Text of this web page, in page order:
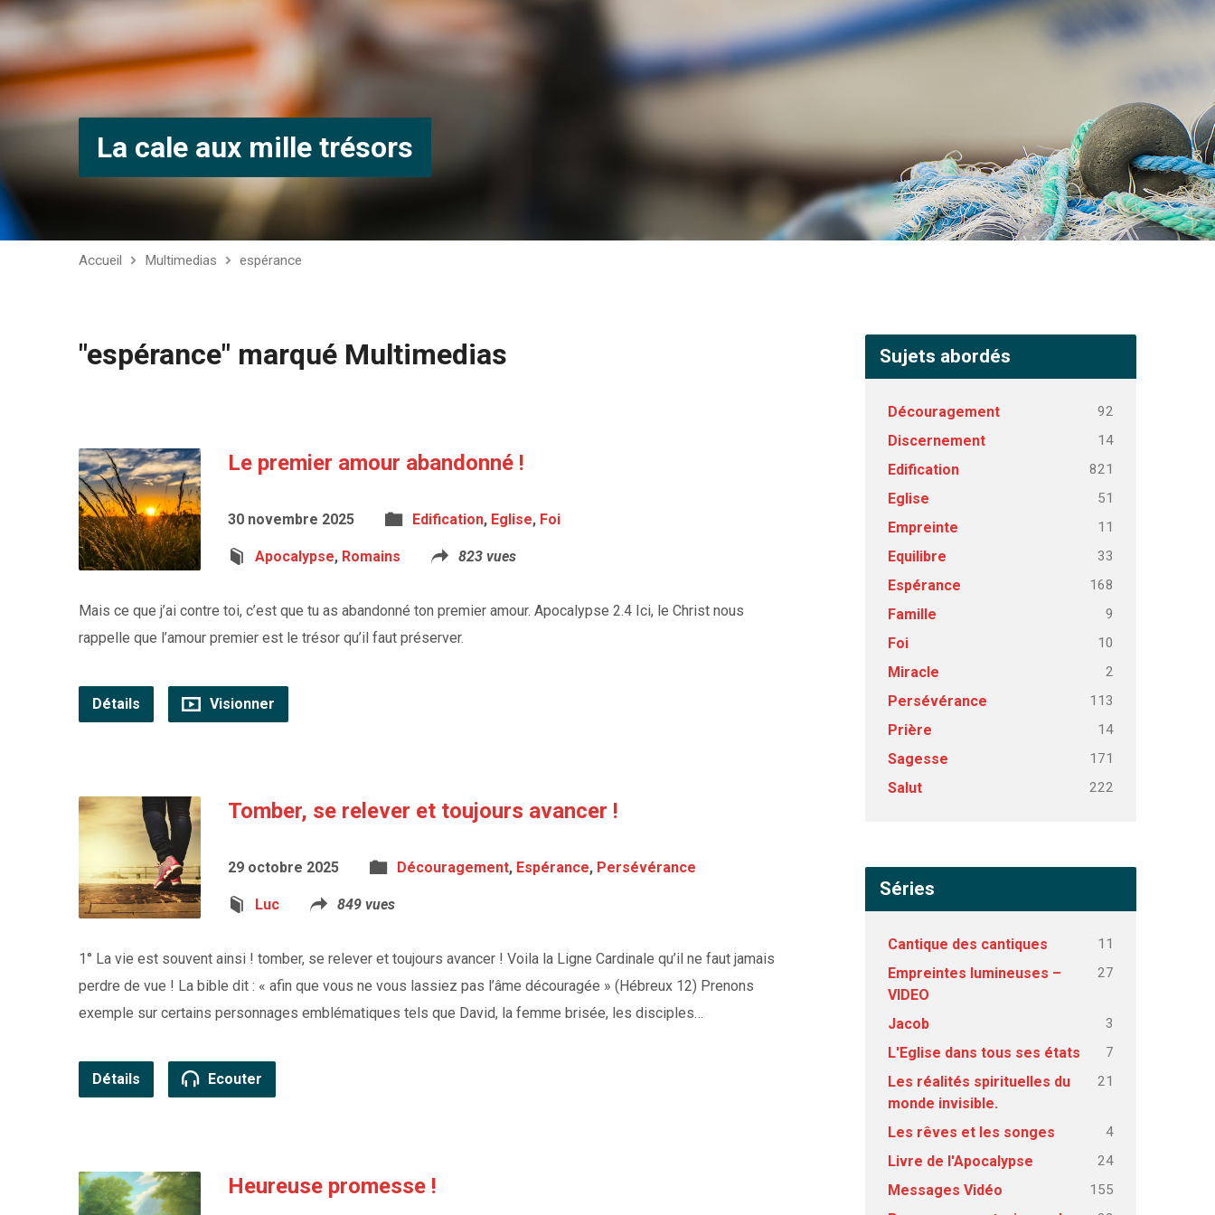
La cale aux mille trésors
Accueil Multimedias espérance
"espérance" marqué Multimedias
Le premier amour abandonné !
30 novembre 2025 Edification, Eglise, Foi
Apocalypse, Romains 823 vues
Mais ce que j’ai contre toi, c’est que tu as abandonné ton premier amour. Apocalypse 2.4 Ici, le Christ nous
rappelle que l’amour premier est le trésor qu’il faut préserver.
Détails Visionner
Tomber, se relever et toujours avancer !
29 octobre 2025 Découragement, Espérance, Persévérance
Luc 849 vues
1° La vie est souvent ainsi ! tomber, se relever et toujours avancer ! Voila la Ligne Cardinale qu’il ne faut jamais
perdre de vue ! La bible dit : « afin que vous ne vous lassiez pas l’âme découragée » (Hébreux 12) Prenons
exemple sur certains personnages emblématiques tels que David, la femme brisée, les disciples…
Détails Ecouter
Heureuse promesse !
Sujets abordés
Découragement 92
Discernement 14
Edification 821
Eglise 51
Empreinte 11
Equilibre 33
Espérance 168
Famille 9
Foi 10
Miracle 2
Persévérance 113
Prière 14
Sagesse 171
Salut 222
Séries
Cantique des cantiques 11
Empreintes lumineuses –
VIDEO
27
Jacob 3
L'Eglise dans tous ses états 7
Les réalités spirituelles du
monde invisible.
21
Les rêves et les songes 4
Livre de l'Apocalypse 24
Messages Vidéo 155